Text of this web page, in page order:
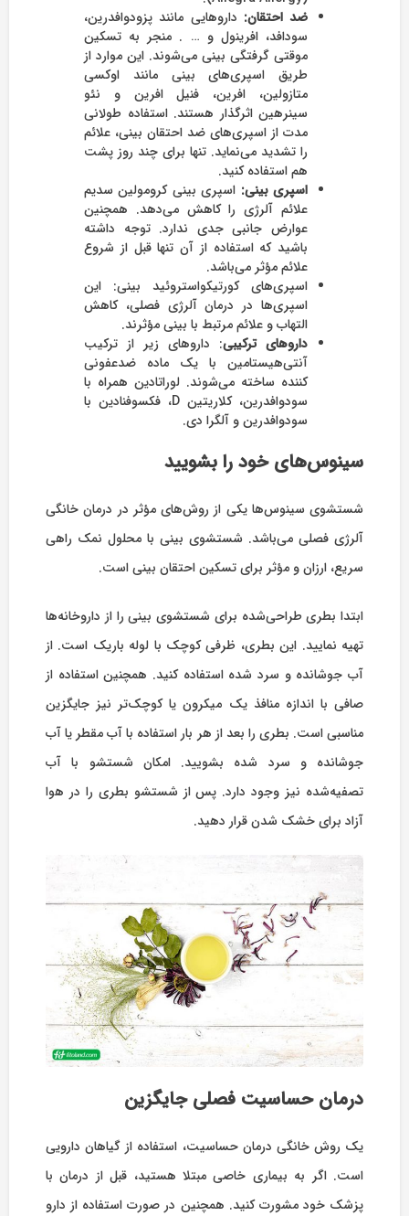
ضد احتقان: داروهایی مانند پزودوافدرین،
سودافد، افرینول و … . منجر به تسکین
موقتی گرفتگی بینی می‌شوند. این موارد از
طریق اسپری‌های بینی مانند اوکسی
متازولین، افرین، فنیل افرین و نئو
سینرهین اثرگذار هستند. استفاده طولانی
مدت از اسپری‌های ضد احتقان بینی، علائم
را تشدید می‌نماید. تنها برای چند روز پشت
هم استفاده کنید.
اسپری بینی: اسپری بینی کرومولین سدیم
علائم آلرژی را کاهش می‌دهد. همچنین
عوارض جانبی جدی ندارد. توجه داشته
باشید که استفاده از آن تنها قبل از شروع
علائم مؤثر می‌باشد.
اسپری‌های کورتیکواستروئید بینی: این
اسپری‌ها در درمان آلرژی فصلی، کاهش
التهاب و علائم مرتبط با بینی مؤثرند.
داروهای ترکیبی: داروهای زیر از ترکیب
آنتی‌هیستامین با یک ماده ضدعفونی
کننده ساخته می‌شوند. لوراتادین همراه با
سودوافدرین، کلاریتین D، فکسوفنادین با
سودوافدرین و آلگرا دی.
سینوس‌های خود را بشویید
شستشوی سینوس‌ها یکی از روش‌های مؤثر در درمان خانگی
آلرژی فصلی می‌باشد. شستشوی بینی با محلول نمک راهی
سریع، ارزان و مؤثر برای تسکین احتقان بینی است.
ابتدا بطری طراحی‌شده برای شستشوی بینی را از داروخانه‌ها
تهیه نمایید. این بطری، ظرفی کوچک با لوله باریک است. از
آب جوشانده و سرد شده استفاده کنید. همچنین استفاده از
صافی با اندازه منافذ یک میکرون یا کوچک‌تر نیز جایگزین
مناسبی است. بطری را بعد از هر بار استفاده با آب مقطر یا آب
جوشانده و سرد شده بشویید. امکان شستشو با آب
تصفیه‌شده نیز وجود دارد. پس از شستشو بطری را در هوا
آزاد برای خشک شدن قرار دهید.
درمان حساسیت فصلی جایگزین
یک روش خانگی درمان حساسیت، استفاده از گیاهان دارویی
است. اگر به بیماری خاصی مبتلا هستید، قبل از درمان با
پزشک خود مشورت کنید. همچنین در صورت استفاده از دارو